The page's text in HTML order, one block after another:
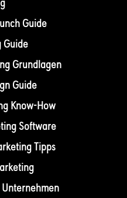
Guide
Guide
Grundlagen
Guide
Know-How
Software
Tipps